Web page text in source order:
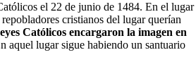
el 22 de junio de 1484. En el lugar
cristianos del lugar querían
Católicos encargaron la imagen en
aquel lugar sigue habiendo un santuario